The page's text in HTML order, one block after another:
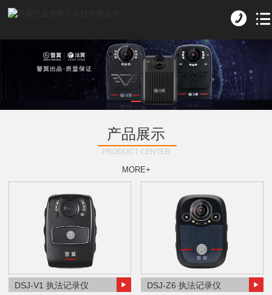
产品展示
PRODUCT CENTER
MORE+
DSJ-V1 执法记录仪 DSJ-Z6 执法记录仪